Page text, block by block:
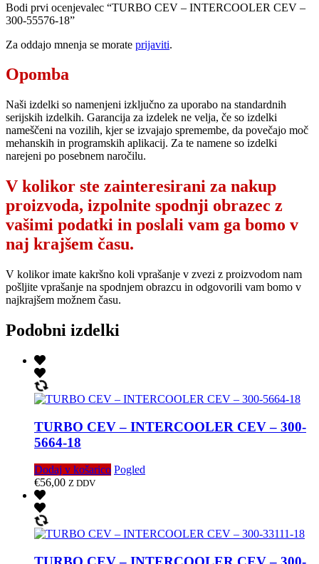
Bodi prvi ocenjevalec “TURBO CEV – INTERCOOLER CEV –
300-55576-18”
Za oddajo mnenja se morate prijaviti.
Opomba
Naši izdelki so namenjeni izključno za uporabo na standardnih
serijskih izdelkih. Garancija za izdelek ne velja, če so izdelki
nameščeni na vozilih, kjer se izvajajo spremembe, da povečajo moč
mehanskih in programskih aplikacij. Za te namene so izdelki
narejeni po posebnem naročilu.
V kolikor ste zainteresirani za nakup
proizvoda, izpolnite spodnji obrazec z
vašimi podatki in poslali vam ga bomo v
naj krajšem času.
V kolikor imate kakršno koli vprašanje v zvezi z proizvodom nam
pošljite vprašanje na spodnjem obrazcu in odgovorili vam bomo v
najkrajšem možnem času.
Podobni izdelki
TURBO CEV – INTERCOOLER CEV – 300-
5664-18
Dodaj v košarico Pogled
€56,00 Z DDV